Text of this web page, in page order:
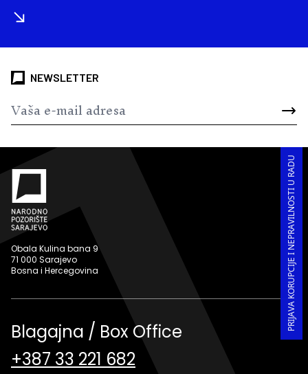
NEWSLETTER
PRIJAVA KORUPCIJE I NEPRAVILNOSTI U RADU
Obala Kulina bana 9
71 000 Sarajevo
Bosna i Hercegovina
Blagajna / Box Office
+387 33 221 682